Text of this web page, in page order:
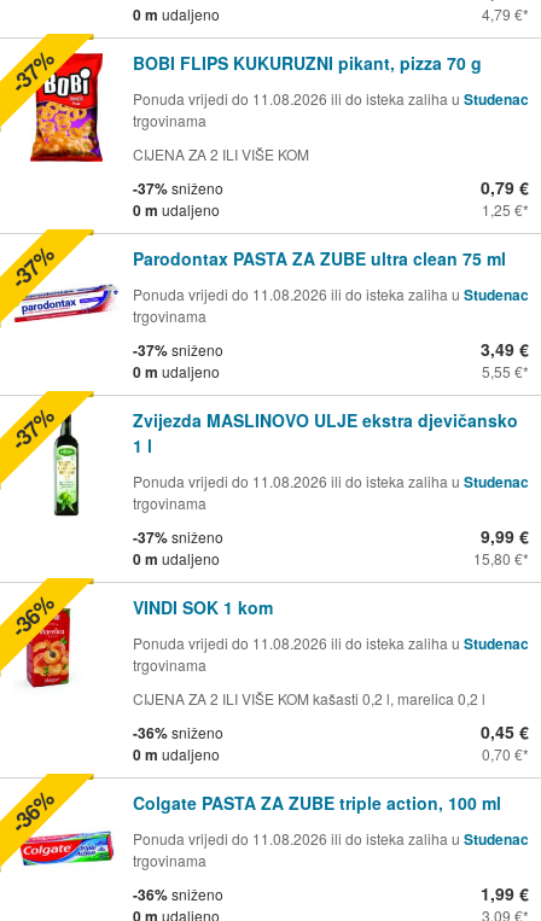
0 m udaljeno 4,79 €
BOBI FLIPS KUKURUZNI pikant, pizza 70 g
Ponuda vrijedi do 11.08.2026 ili do isteka zaliha u Studenac
trgovinama
CIJENA ZA 2 ILI VIŠE KOM
-37%sniženo
0 m udaljeno
0,79 €
1,25 €
-37%
Parodontax PASTA ZA ZUBE ultra clean 75 ml
Ponuda vrijedi do 11.08.2026 ili do isteka zaliha u Studenac
trgovinama
-37%sniženo
0 m udaljeno
3,49 €
5,55 €
-37%
Zvijezda MASLINOVO ULJE ekstra djevičansko
1 l
Ponuda vrijedi do 11.08.2026 ili do isteka zaliha u Studenac
trgovinama
-37%sniženo
0 m udaljeno
9,99 €
15,80 €
-37%
VINDI SOK 1 kom
Ponuda vrijedi do 11.08.2026 ili do isteka zaliha u Studenac
trgovinama
CIJENA ZA 2 ILI VIŠE KOM kašasti 0,2 l, marelica 0,2 l
-36%sniženo
0 m udaljeno
0,45 €
0,70 €
-36%
Colgate PASTA ZA ZUBE triple action, 100 ml
Ponuda vrijedi do 11.08.2026 ili do isteka zaliha u Studenac
trgovinama
-36%sniženo
0 m udaljeno
1,99 €
3,09 €
-36%